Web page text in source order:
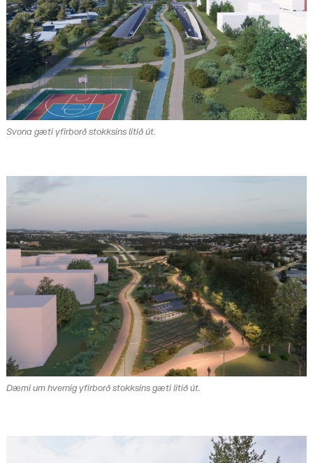
Svona gæti yfirborð stokksins litið út.
Dæmi um hvernig yfirborð stokksins gæti litið út.